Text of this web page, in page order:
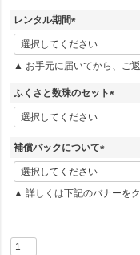
レンタル期間
(
必
須
▲ お手元に届いてから、ご
ふくさと数珠のセット
(
必
補償パックについて
(
必
須
▲ 詳しくは下記のバナーをク